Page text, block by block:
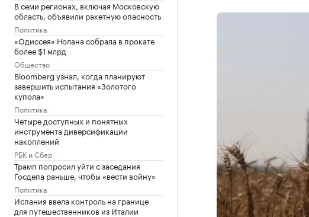
В семи регионах, включая Московскую
область, объявили ракетную опасность
Политика
«Одиссея» Нолана собрала в прокате
более $1 млрд
Общество
Bloomberg узнал, когда планируют
завершить испытания «Золотого
купола»
Политика
Четыре доступных и понятных
инструмента диверсификации
накоплений
РБК и Сбер
Трамп попросил уйти с заседания
Госдепа раньше, чтобы «вести войну»
Политика
Испания ввела контроль на границе
для путешественников из Италии